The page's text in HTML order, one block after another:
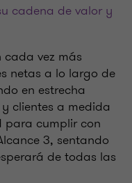
cadena de valor y
cada vez más
netas a lo largo de
en estrecha
clientes a medida
para cumplir con
3, sentando
de todas las